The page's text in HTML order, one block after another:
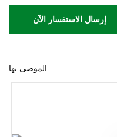
إرسال الاستفسار الآن
الموصى بها